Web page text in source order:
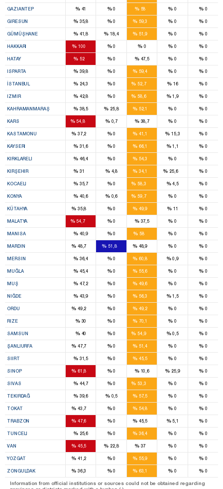
GAZIANTEP %41 %0 %58 % 0 %0
GIRESUN %35,8 %0 %59,3 % 0 %0
GÜMÜŞHANE %41,8 % 18,4 %51,9 % 0 %0
HAKKARI % 100 %0 %0 % 0 %0
HATAY %52 %0 %47,5 % 0 %0
ISPARTA %39,8 %0 %59,4 % 0 %0
İSTANBUL %24,3 %0 % 52,7 %16 %0
IZMIR %42,8 %0 % 58,6 %1,9 %0
KAHRAMANMARAŞ %38,5 % 25,8 %52,1 % 0 %0
KARS %54,8 %0,7 %38,7 % 0 %0
KASTAMONU %37,2 %0 %41,1 % 15,3 %0
KAYSERI %31,6 %0 %66,1 %1,1 %0
KIRKLARELI %46,4 %0 %54,3 % 0 %0
KIRŞEHIR %31 %4,8 %34,1 % 25,6 %0
KOCAELI %35,7 %0 % 58,3 %4,5 %0
KONYA %40,6 %0,6 % 59,7 % 0 %0
KÜTAHYA %35,8 %0 %49,9 %11 %0
MALATYA %54,7 %0 %37,5 % 0 %0
MANISA %40,9 %0 % 58
12
% 0 %0
MARDIN %48,7 % 51,8 %48,9 % 0 %0
MERSIN %36,4 %0 %60,8 %0,9 %0
MUĞLA %45,4 %0 %55,6 % 0 %0
MUŞ %47,2 %0 %49,6 % 0 %0
NIĞDE %43,9 %0 %56,3 %1,5 %0
ORDU %49,2 %0 %49,2 % 0 %0
RIZE %30 %0 %70,1 % 0 %0
SAMSUN %40 %0 % 54,9 %0,5 %0
ŞANLIURFA %47,7 %0 %51,4 % 0 %0
SIIRT %31,5 %0 %45,5 % 0 %0
SINOP %61,8 %0 %10,6 % 25,9 %0
SIVAS %44,7 %0 % 53,3 % 0 %0
TEKIRDAĞ %39,6 %0,5 %57,5 % 0 %0
TOKAT %43,7 %0 %54,8 % 0 %0
TRABZON %47,6 %0 %45,5 %5,1 %0
TUNCELI %25,6 %0 %36,4 % 0 %0
VAN %45,5 % 22,8 %37 % 0 %0
YOZGAT %41,2 %0 %55,9 % 0 %0
ZONGULDAK %36,3 %0 %63,1 % 0 %0
Information from official institutions or sources could not be obtained regarding